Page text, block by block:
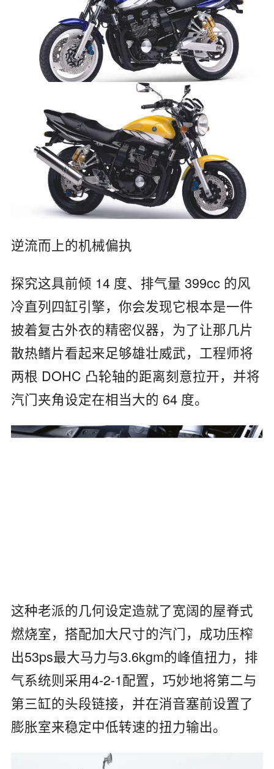
逆流而上的机械偏执
探究这具前倾 14 度、排气量 399cc 的风
冷直列四缸引擎，你会发现它根本是一件
披着复古外衣的精密仪器，为了让那几片
散热鳍片看起来足够雄壮威武，工程师将
两根 DOHC 凸轮轴的距离刻意拉开，并将
汽门夹角设定在相当大的 64 度。
这种老派的几何设定造就了宽阔的屋脊式
燃烧室，搭配加大尺寸的汽门，成功压榨
出53ps最大马力与3.6kgm的峰值扭力，排
气系统则采用4-2-1配置，巧妙地将第二与
第三缸的头段链接，并在消音塞前设置了
膨胀室来稳定中低转速的扭力输出。